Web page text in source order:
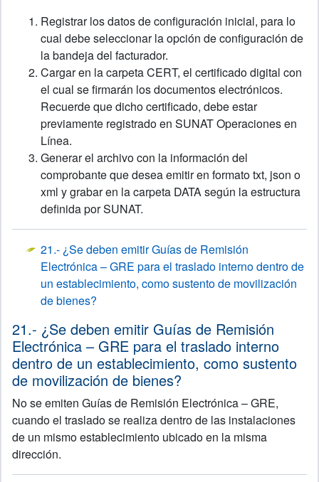
Registrar los datos de configuración inicial, para lo
cual debe seleccionar la opción de configuración de
la bandeja del facturador.
Cargar en la carpeta CERT, el certificado digital con
el cual se firmarán los documentos electrónicos.
Recuerde que dicho certificado, debe estar
previamente registrado en SUNAT Operaciones en
Línea.
Generar el archivo con la información del
comprobante que desea emitir en formato txt, json o
xml y grabar en la carpeta DATA según la estructura
definida por SUNAT.
21.- ¿Se deben emitir Guías de Remisión
Electrónica – GRE para el traslado interno dentro de
un establecimiento, como sustento de movilización
de bienes?
21.- ¿Se deben emitir Guías de Remisión
Electrónica – GRE para el traslado interno
dentro de un establecimiento, como sustento
de movilización de bienes?
No se emiten Guías de Remisión Electrónica – GRE,
cuando el traslado se realiza dentro de las instalaciones
de un mismo establecimiento ubicado en la misma
dirección.